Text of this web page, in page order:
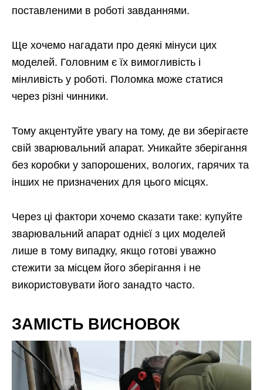
поставленими в роботі завданнями.
Ще хочемо нагадати про деякі мінуси цих
моделей. Головним є їх вимогливість і
мінливість у роботі. Поломка може статися
через різні чинники.
Тому акцентуйте увагу на тому, де ви зберігаєте
свій зварювальний апарат. Уникайте зберігання
без коробки у запорошених, вологих, гарячих та
інших не призначених для цього місцях.
Через ці фактори хочемо сказати таке: купуйте
зварювальний апарат однієї з цих моделей
лише в тому випадку, якщо готові уважно
стежити за місцем його зберігання і не
використовувати його занадто часто.
ЗАМІСТЬ ВИСНОВОК